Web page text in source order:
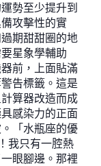
勢至少提升到
攻擊性的實
期甜甜圈的地
星象學輔助
前，上面貼滿
告標籤。這是
算器改造而成
感染力的正面
「水瓶座的優
我只有一腔熱
眼腳邊。那裡